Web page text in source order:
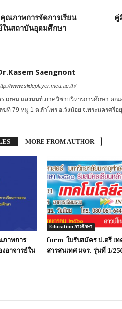
คุณภาพการจัดการเรียน
ในสถาบันอุดมศึกษา
คู่
Saengnont
www.slideplayer.mcu.ac.th/
ร.เกษม แสงนนท์ ภาควิชาบริหารการศึกษา ค
ลขที่ 79 หมู่ 1 ต.ลำไทร อ.วังน้อย จ.พระนครศรีอ
MORE FROM AUTHOR
ภาพการ
อาจารย์ใน
Education การศึกษา
form_ใบรับสมัคร ป.ตรี เท
สารสนเทศ มจร. รุ่นที่ 1/